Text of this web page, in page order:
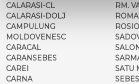
CALARASI-CL
CALARASI-DOLJ
CAMPULUNG
MOLDOVENESC
CARACAL
CARANSEBES
CAREI
CARNA
RM.
SATU
SEBES